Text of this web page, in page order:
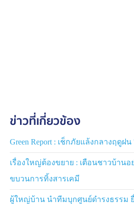
อบต.สระขวัญ ได้ออกคำสั่งให้งดการ
ข่าวที่เกี่ยวข้อง
Green Report : เช็กภัยแล้งกลางฤดูฝน
เรื่องใหญ่ต้องขยาย : เตือนชาวบ้าน
ขบวนการทิ้งสารเคมี
ผู้ใหญ่บ้าน นำทีมบุกศูนย์ดำรงธรรม